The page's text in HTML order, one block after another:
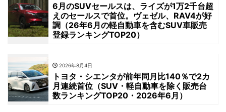
6月のSUVセールスは、ライズが1万2千台超
えのセールスで首位。ヴェゼル、RAV4が好
調（26年6月の軽自動車を含むSUV車販売
登録ランキングTOP20）
2026年8月4日
トヨタ・シエンタが前年同月比140％で2カ
月連続首位（SUV・軽自動車を除く販売台
数ランキングTOP20・2026年6月）